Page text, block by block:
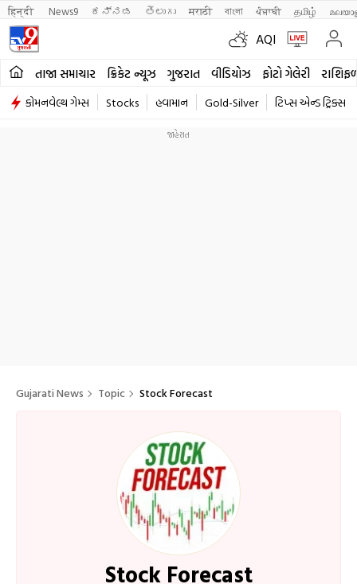
हिन्दी News9 ಕನ್ನಡ తెలుగు मराठी বাংলা ਪੰਜਾਬੀ தமிழ்
AQI
તાજા સમાચાર ક્રિકેટ ન્યૂઝ ગુજરાત વીડિયોઝ ફોટો ગેલેરી
કોમનવેલ્થ ગેમ્સ Stocks હવામાન Gold-Silver ટિપ્સ એન્ડ ટ્રિક્સ
Gujarati News Topic Stock Forecast
Stock Forecast